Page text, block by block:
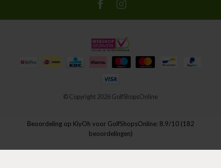
© Copyright 2026 GolfShopsOnline
Beoordeling op KiyOh voor GolfShopsOnline: 8.9/10 (182
beoordelingen)